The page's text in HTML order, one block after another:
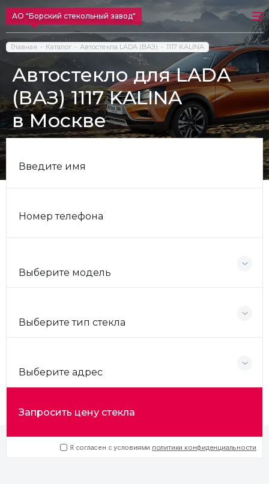
АО "Борский стекольный завод"
Главная Каталог Автостекла LADA (ВАЗ) 1117 KALINA
Автостекло для LADA
(ВАЗ) 1117 KALINA
в Москве
Введите имя
Номер телефона
Выберите модель
Выберите тип стекла
Выберите адрес
Запросить цену стекла
Я согласен с условиями политики конфиденциальности